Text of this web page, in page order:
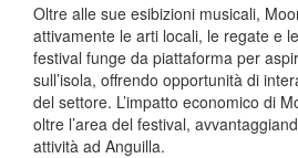
Oltre alle sue esibizioni musicali,
attivamente le arti locali, le regate e
festival funge da piattaforma per
sull’isola, offrendo opportunità di
del settore. L’impatto economico di
oltre l’area del festival,
attività ad Anguilla.